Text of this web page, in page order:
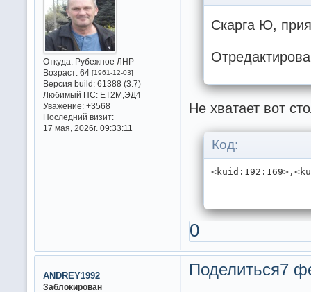
Откуда:Рубежное ЛНР
Возраст:64 [1961-12-03]
Версия build:61388 (3.7)
Любимый ПС:ET2M,ЭД4
Уважение: +3568
Последний визит:
17 мая, 2026г. 09:33:11
Скарга Ю,
Не хватает вот
Код:
0
Поделиться7
ANDREY1992
Заблокирован